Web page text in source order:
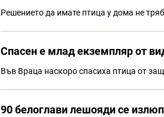
Решението да имате птица у дома не
Спасен е млад екземпляр от
Във Враца наскоро спасиха птица от
90 белоглави лешояди се